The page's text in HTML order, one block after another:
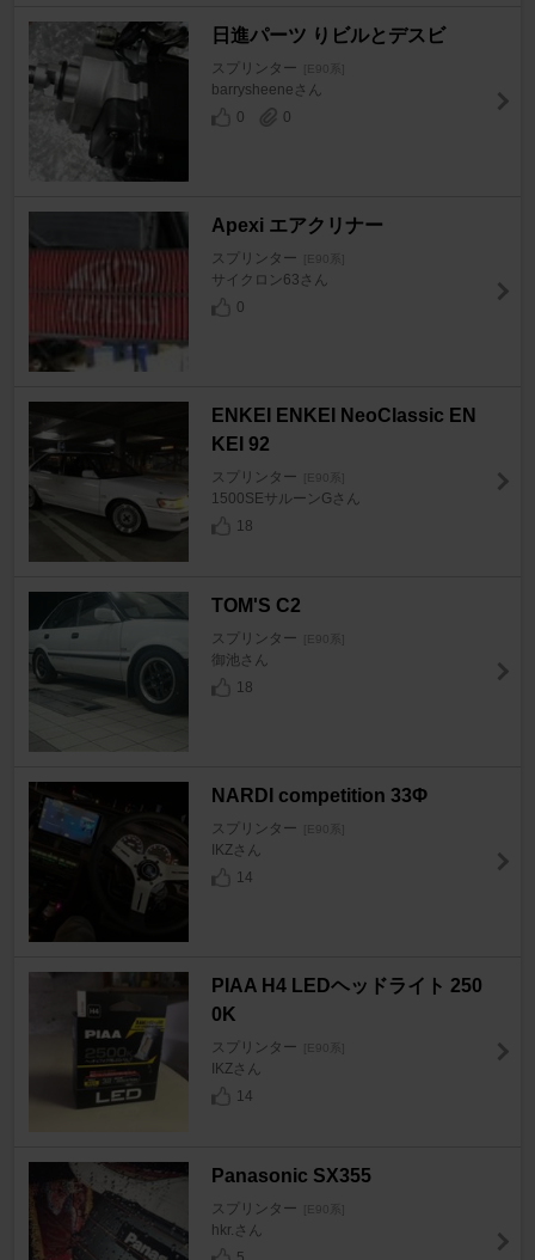
日進パーツ りビルとデスビ
スプリンター [E90系]
barrysheeneさん
0
0
Apexi エアクリナー
スプリンター [E90系]
サイクロン63さん
0
ENKEI ENKEI NeoClassic EN
KEI 92
スプリンター [E90系]
1500SEサルーンGさん
18
TOM'S C2
スプリンター [E90系]
御池さん
18
NARDI competition 33Φ
スプリンター [E90系]
IKZさん
14
PIAA H4 LEDヘッドライト 250
0K
スプリンター [E90系]
IKZさん
14
Panasonic SX355
スプリンター [E90系]
hkr.さん